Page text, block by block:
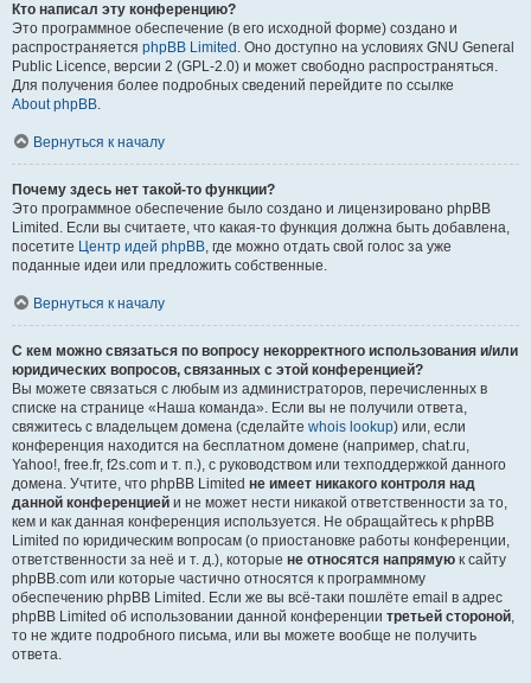
Кто написал эту конференцию?
Это программное обеспечение (в его исходной форме) создано и
распространяется phpBB Limited . Оно доступно на условиях GNU General
Public Licence, версии 2 (GPL-2.0) и может свободно распространяться.
Для получения более подробных сведений перейдите по ссылке
About phpBB.
Вернуться к началу
Почему здесь нет такой-то функции?
Это программное обеспечение было создано и лицензировано phpBB
Limited. Если вы считаете, что какая-то функция должна быть добавлена,
посетите Центр идей phpBB, где можно отдать свой голос за уже
поданные идеи или предложить собственные.
Вернуться к началу
С кем можно связаться по вопросу некорректного использования и/или
юридических вопросов, связанных с этой конференцией?
Вы можете связаться с любым из администраторов, перечисленных в
списке на странице «Наша команда». Если вы не получили ответа,
свяжитесь с владельцем домена (сделайте whois lookup) или, если
конференция находится на бесплатном домене (например, chat.ru,
Yahoo!, free.fr, f2s.com и т. п.), с руководством или техподдержкой данного
домена. Учтите, что phpBB Limited не имеет никакого контроля над
данной конференцией и не может нести никакой ответственности за то,
кем и как данная конференция используется. Не обращайтесь к phpBB
Limited по юридическим вопросам (о приостановке работы конференции,
ответственности за неё и т. д.), которые не относятся напрямую к сайту
phpBB.com или которые частично относятся к программному
обеспечению phpBB Limited. Если же вы всё-таки пошлёте email в адрес
phpBB Limited об использовании данной конференции третьей стороной,
то не ждите подробного письма, или вы можете вообще не получить
ответа.